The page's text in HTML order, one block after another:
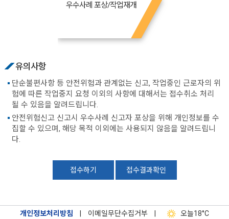
우수사례 포상/작업재개
유의사항
단순불편사항 등 안전위험과 관계없는 신고, 작업중인 근로자의 위
험에 따른 작업중지 요청 이외의 사항에 대해서는 접수취소 처리
될 수 있음을 알려드립니다.
안전위험신고 신고시 우수사례 신고자 포상을 위해 개인정보를 수
집할 수 있으며, 해당 목적 이외에는 사용되지 않음을 알려드립니
다.
접수하기 접수결과확인
개인정보처리방침 이메일무단수집거부 오늘18°C